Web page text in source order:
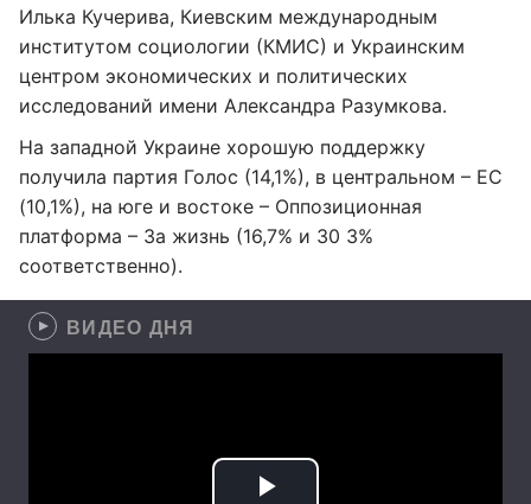
Илька Кучерива, Киевским международным
институтом социологии (КМИС) и Украинским
центром экономических и политических
исследований имени Александра Разумкова.
На западной Украине хорошую поддержку
получила партия Голос (14,1%), в центральном – ЕС
(10,1%), на юге и востоке – Оппозиционная
платформа – За жизнь (16,7% и 30 3%
соответственно).
ВИДЕО ДНЯ